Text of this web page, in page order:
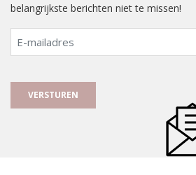
belangrijkste berichten niet te missen!
E-
mailadres